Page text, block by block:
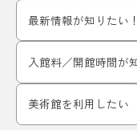
最新情報が知りたい！
入館料／開館時間が
美術館を利用したい